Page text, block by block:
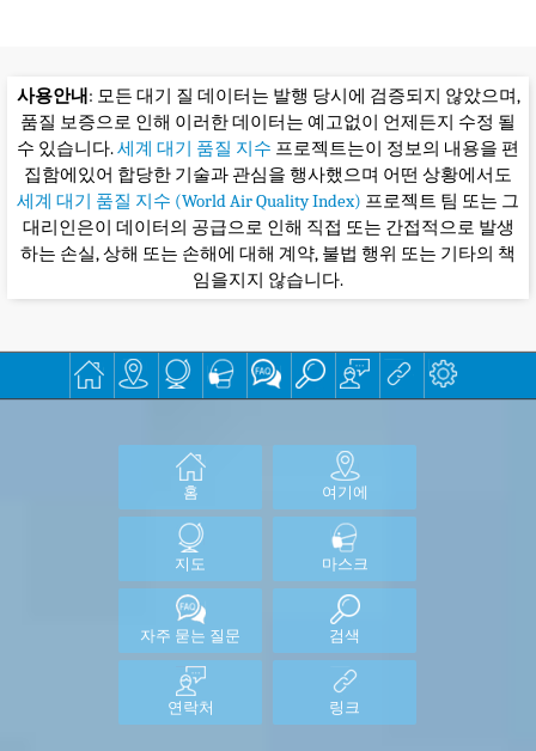
사용안내 : 모든 대기 질 데이터는 발행 당시에 검증되지 않았으며,
품질 보증으로 인해 이러한 데이터는 예고없이 언제든지 수정 될
수 있습니다.세계 대기 품질 지수 프로젝트는이 정보의 내용을 편
집함에있어 합당한 기술과 관심을 행사했으며 어떤 상황에서도
세계 대기 품질 지수 (World Air Quality Index) 프로젝트 팀 또는 그
대리인은이 데이터의 공급으로 인해 직접 또는 간접적으로 발생
하는 손실, 상해 또는 손해에 대해 계약, 불법 행위 또는 기타의 책
임을지지 않습니다.
홈 여기에
지도 마스크
자주 묻는 질문 검색
연락처 링크